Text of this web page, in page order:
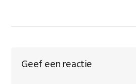
Lees
Geef een reactie